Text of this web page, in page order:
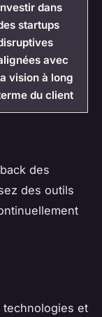
dans
startups
avec
vision à long
du client
des
des outils
technologies et